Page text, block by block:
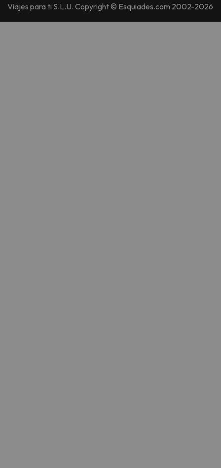
Viajes para ti S.L.U. Copyright © Esquiades.com 2002-2026